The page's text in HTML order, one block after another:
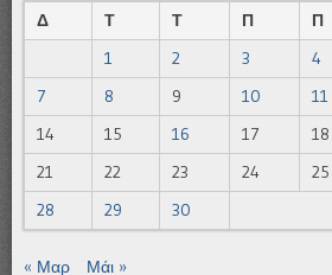
Δ
Τ Τ Π Π
1
2 3 4
7
8 9 10 11
14
15 16 17 18
21
22 23 24 25
28
29 30
« Μαρ
Μάι »